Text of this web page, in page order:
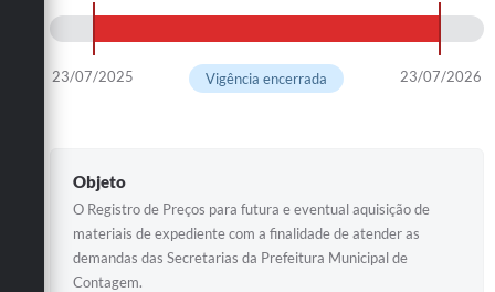
23/07/2025 23/07/2026
Vigência encerrada
Objeto
O Registro de Preços para futura e eventual aquisição de
materiais de expediente com a finalidade de atender as
demandas das Secretarias da Prefeitura Municipal de
Contagem.